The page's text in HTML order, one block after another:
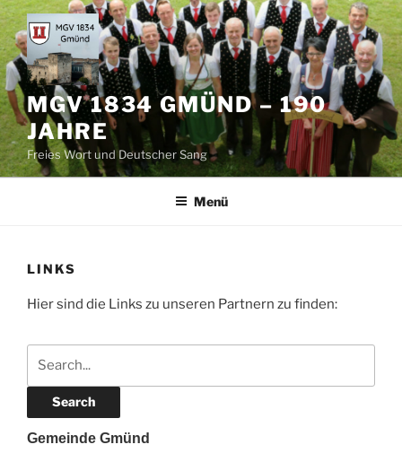
Zum
Inhalt
springen
MGV 1834 GMÜND – 190
JAHRE
Freies Wort und Deutscher Sang
Menü
LINKS
Hier sind die Links zu unseren Partnern zu finden:
Gemeinde Gmünd